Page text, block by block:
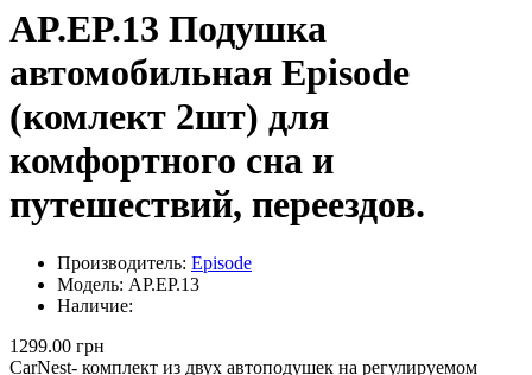
AP.EP.13 Подушка
автомобильная Episode
(комлект 2шт) для
комфортного сна и
путешествий, переездов.
Производитель: Episode
Модель: AP.EP.13
Наличие:
1299.00 грн
CarNest- комплект из двух автоподушек на регулируемом